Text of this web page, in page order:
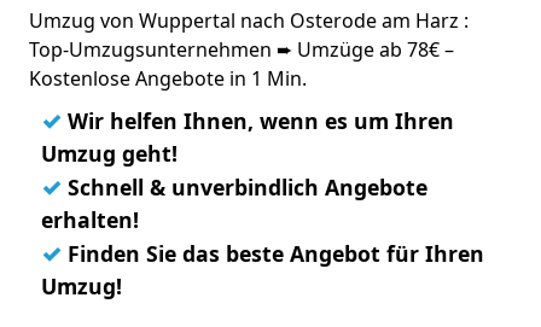
Umzug von Wuppertal nach Osterode am Harz :
Top-Umzugsunternehmen ➨ Umzüge ab 78€ –
Kostenlose Angebote in 1 Min.
✓ Wir helfen Ihnen, wenn es um Ihren
Umzug geht!
✓ Schnell & unverbindlich Angebote
erhalten!
✓ Finden Sie das beste Angebot für Ihren
Umzug!